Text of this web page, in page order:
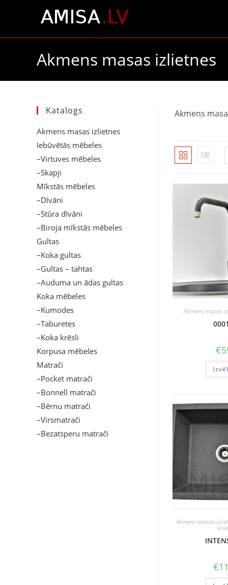
Akmens masas izlietnes
Akmens
Akmens masas
€
Akmens masas
€
Katalogs
Akmens masas izlietnes
Iebūvētās mēbeles
–Virtuves mēbeles
–Skapji
Mīkstās mēbeles
–Dīvāni
–Stūra dīvāni
–Biroja mīkstās mēbeles
Gultas
–Koka gultas
–Gultas – tahtas
–Auduma un ādas gultas
Koka mēbeles
–Kumodes
–Taburetes
–Koka krēsli
Korpusa mēbeles
Matrači
–Pocket matrači
–Bonnell matrači
–Bērnu matrači
–Virsmatrači
–Bezatsperu matrači